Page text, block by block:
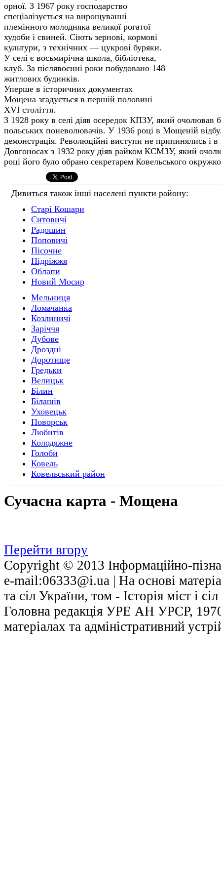
ор­ної. З 1967 року господарство
спеціалізується на вирощуванні
племінного молодняка великої рогатої
худоби і свиней. Сіють зернові, кормові
культури, з технічних — цукрові буряки.
У селі є восьмирічна школа, бібліотека,
клуб. За післявоєнні роки побудовано 148
жит­лових будинків.
Уперше в історичних документах
Мощена згадується в першій половині
XVI століття.
З 1928 року в селі діяв осередок КПЗУ, який очолював
польських поне­волювачів. У 1936 році в Мощеній
демонстрація. Революцій­ні виступи не припинялись і
Довгоносах з 1932 року діяв райком КСМЗУ, який
році його було обрано секретарем Ковельського
Дивиться також інші населені пункти району:
Старі Кошари
Ситовичі
Радошин
Поповичі
Пісочне
Підріжжя
Облапи
Новий Мосир
Мельниця
Ломачанка
Козлиничі
Заріччя
Дубове
Дроздні
Доротище
Гредьки
Велицьк
Білин
Білашів
Уховецьк
Поворськ
Любитів
Колодяжне
Голоби
Ковель
Ковельський район
Сучасна карта - Мощена
Перейти вгору
Copyright © 2013 Інформаційно-
е-mail:06333@i.ua | На основі
та сіл України, том - Історія міст і
Головна редакція УРЕ АН УРСР,
матеріалах та адміністративний